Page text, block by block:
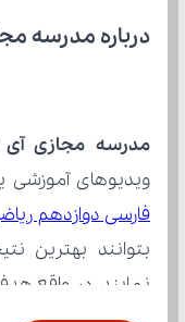
درباره مدرسه
مدرسه مجازی آی
ویدیوهای آموزشی یادآوری
فارسی دوازدهم